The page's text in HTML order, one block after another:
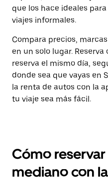
que los hace ideales
viajes informales.
Compara precios,
en un solo lugar.
reserva el mismo día,
donde sea que vayas en
la renta de autos con la
tu viaje sea más fácil.
Cómo
mediano con